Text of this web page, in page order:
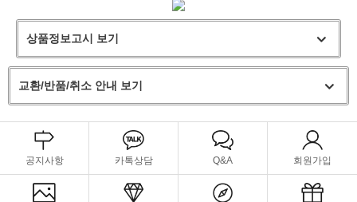
상품정보고시 보기
교환/반품/취소 안내 보기
공지사항 카톡상담 Q&A 회원가입